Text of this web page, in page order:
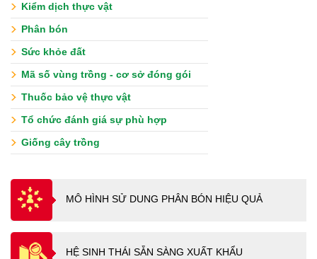
Kiểm dịch thực vật
Phân bón
Sức khỏe đất
Mã số vùng trồng - cơ sở đóng gói
Thuốc bảo vệ thực vật
Tổ chức đánh giá sự phù hợp
Giống cây trồng
MÔ HÌNH SỬ DUNG PHÂN BÓN HIỆU QUẢ
HỆ SINH THÁI SẴN SÀNG XUẤT KHẨU